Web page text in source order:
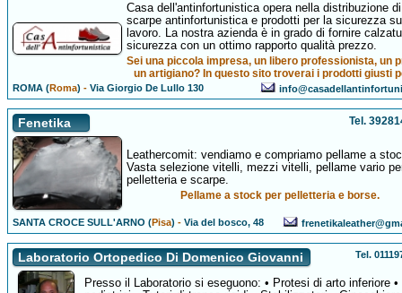
Casa dell'antinfortunistica opera nella distribuzione di
scarpe antinfortunistica e prodotti per la sicurezza
lavoro. La nostra azienda è in grado di fornire
sicurezza con un ottimo rapporto qualità prezzo.
Sei una piccola impresa, un libero professionista, un
un artigiano? In questo sito troverai i prodotti giusti
ROMA (Roma) -Via Giorgio De Lullo 130
Fenetika Tel.
Leathercomit: vendiamo e compriamo pellame a
Vasta selezione vitelli, mezzi vitelli, pellame vario
pelletteria e scarpe.
Pellame a stock per pelletteria e borse.
SANTA CROCE SULL'ARNO (Pisa) -Via del bosco, 48
Laboratorio Ortopedico Di Domenico Giovanni Tel.
Presso il Laboratorio si eseguono: • Protesi di arto inferiore •